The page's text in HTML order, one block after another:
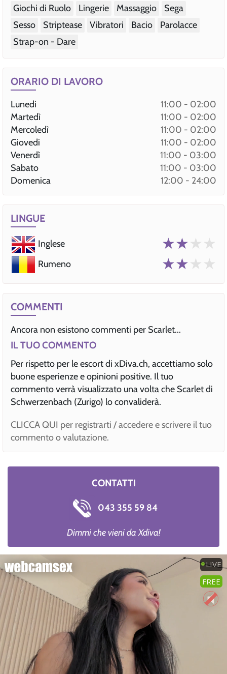
Giochi di Ruolo Lingerie Massaggio
Sega
Sesso
Striptease Vibratori Bacio
Parolacce
Strap-on - Dare
ORARIO DI LAVORO
Lunedi
11:00 - 02:00
Martedì
11:00 - 02:00
Mercoledì
11:00 - 02:00
Giovedi
11:00 - 02:00
Venerdì
11:00 - 03:00
Sabato
11:00 - 03:00
Domenica
12:00 - 24:00
LINGUE
Inglese ★★★★
Rumeno ★★★★
COMMENTI
Ancora non esistono commenti per Scarlet...
IL TUO COMMENTO
Per rispetto per le escort di xDiva.ch, accettiamo solo
buone esperienze e opinioni positive. Il tuo
commento verrà visualizzato una volta che Scarlet di
Schwerzenbach (Zurigo) lo convaliderà.
CLICCA QUI per registrarti / accedere e scrivere il tuo
commento o valutazione.
CONTATTI
043 355 59 84
Dimmi che vieni da Xdiva!